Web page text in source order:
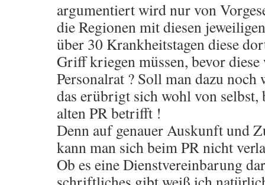
argumentiert wird nur von
die Regionen mit diesen
über 30 Krankheitstagen diese
Griff kriegen müssen, bevor
Personalrat ? Soll man dazu noch
das erübrigt sich wohl von selbst,
alten PR betrifft !
Denn auf genauer Auskunft und
kann man sich beim PR nicht
Ob es eine Dienstvereinbarung